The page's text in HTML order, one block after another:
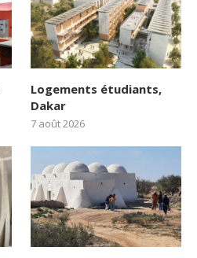
Logements étudiants,
Dakar
7 août 2026